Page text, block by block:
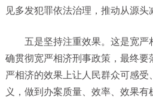
见多发犯罪依法治理，推动从源头
五是坚持注重效果。这是宽
确贯彻宽严相济刑事政策，最终要
严相济的效果上让人民群众可感受
义，做到办案质量、效率、效果